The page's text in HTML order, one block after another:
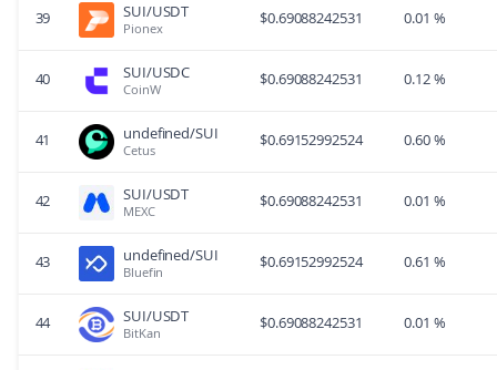
39 SUI/USDT
Pionex $0.69088242531 0.01 %
40 SUI/USDC
CoinW $0.69088242531 0.12 %
41 undefined/SUI
Cetus $0.69152992524 0.60 %
42 SUI/USDT
MEXC $0.69088242531 0.01 %
43 undefined/SUI
Bluefin $0.69152992524 0.61 %
44 SUI/USDT
BitKan $0.69088242531 0.01 %